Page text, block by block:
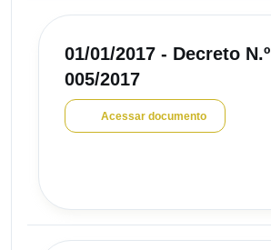
01/01/2017 - Decreto N.º
005/2017
Acessar documento